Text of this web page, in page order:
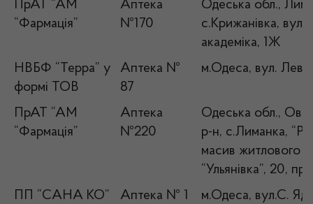
ПрАТ “АМ
“Фармація”
Аптека
№170
Одеська обл.,
с.Крижанівка,
академіка, 1Ж
НВБФ “Терра” у
формі ТОВ
Аптека №
87
м.Одеса, вул.
ПрАТ “АМ
“Фармація”
Аптека
№220
Одеська обл.,
р-н, с.Лиманка,
масив житлового
“Ульянівка”, 20,
ПП “САНА КО”
Аптека № 1 м.Одеса, вул.С.